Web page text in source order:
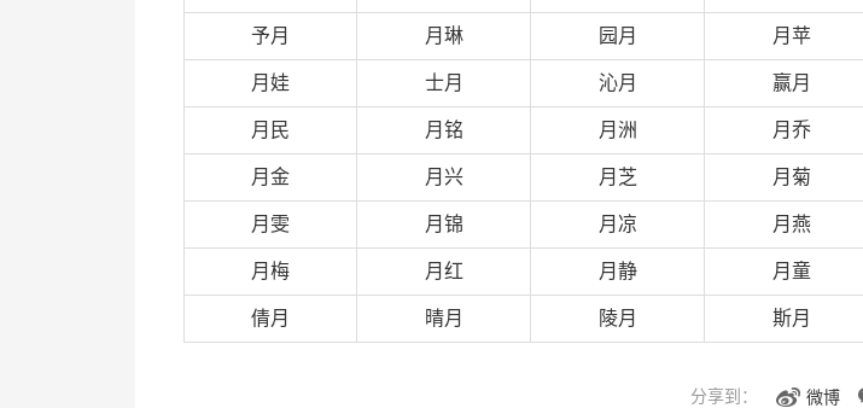
予月 月琳 园月 月苹
月娃 士月 沁月 赢月
月民 月铭 月洲 月乔
月金 月兴 月芝 月菊
月雯 月锦 月凉 月燕
月梅 月红 月静 月童
倩月 晴月 陵月 斯月
分享到： 微博